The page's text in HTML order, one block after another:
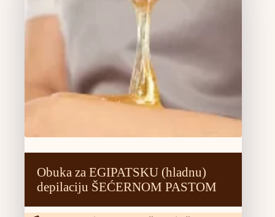
Obuka za EGIPATSKU (hladnu)
depilaciju ŠEĆERNOM PASTOM